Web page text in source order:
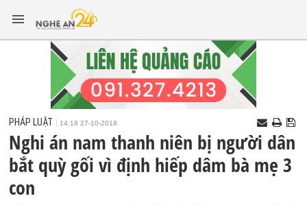
PHÁP LUẬT 14:18 27-10-2018
Nghi án nam thanh niên bị người dân
bắt quỳ gối vì định hiếp dâm bà mẹ 3
con